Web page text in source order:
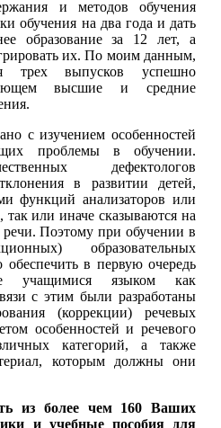
и методов обучения
обучения на два года и дать
образование за 12 лет, а
их. По моим данным,
трех выпусков успешно
высшие и средние
с изучением особенностей
проблемы в обучении.
дефектологов
в развитии детей,
функций анализаторов или
так или иначе сказываются на
Поэтому при обучении в
образовательных
обеспечить в первую очередь
учащимися языком как
с этим были разработаны
(коррекции) речевых
особенностей и речевого
категорий, а также
которым должны они
из более чем 160 Ваших
и учебные пособия для